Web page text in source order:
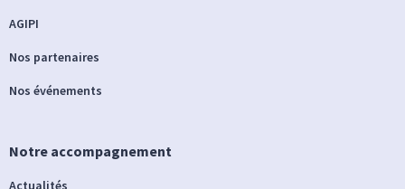
AGIPI
Nos partenaires
Nos événements
Notre accompagnement
Actualités